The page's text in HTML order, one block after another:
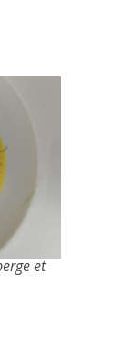
et